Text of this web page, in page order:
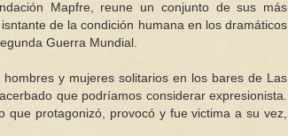
Mapfre, reune un conjunto de sus más
de la condición humana en los dramáticos
Guerra Mundial.
y mujeres solitarios en los bares de Las
que podríamos considerar expresionista.
que protagonizó, provocó y fue victima a su vez,